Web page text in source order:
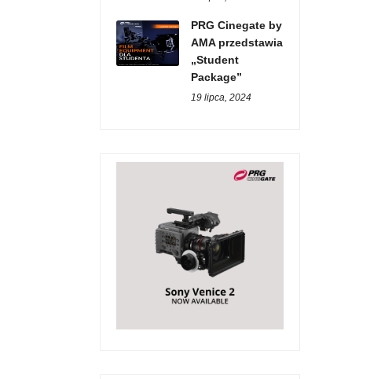
PRG Cinegate by
AMA przedstawia
„Student
Package”
19 lipca, 2024